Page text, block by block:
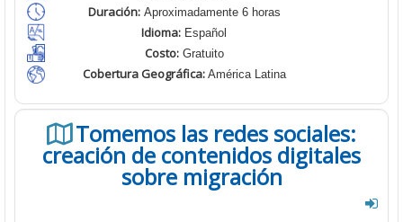
Duración:Aproximadamente 6 horas
Idioma: Español
Costo:Gratuito
Cobertura Geográfica: América Latina
Tomemos las redes sociales:
creación de contenidos digitales
sobre migración